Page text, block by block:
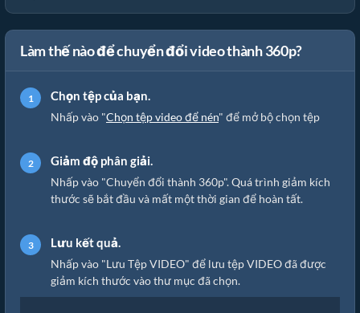
Làm thế nào để chuyển đổi video thành 360p?
Chọn tệp của bạn.
Nhấp vào "Chọn tệp video để nén" để mở bộ chọn tệp
Giảm độ phân giải.
Nhấp vào "Chuyển đổi thành 360p". Quá trình giảm kích
thước sẽ bắt đầu và mất một thời gian để hoàn tất.
Lưu kết quả.
Nhấp vào "Lưu Tệp VIDEO" để lưu tệp VIDEO đã được
giảm kích thước vào thư mục đã chọn.